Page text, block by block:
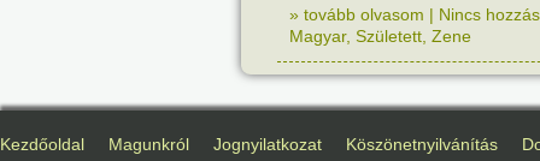
» tovább olvasom | Nincs
Magyar, Született Zene
Kezdőoldal Magunkról Jognyilatkozat Köszönetnyilvánítás